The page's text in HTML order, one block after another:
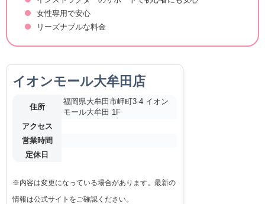
女性専用で安心
リーズナブルな料金
イオンモール大牟田店
住所
福岡県大牟田市岬町3-4 イオン
モール大牟田 1F
アクセス
営業時間
定休日
※内容は変更になっている場合があります。最新の
情報は公式サイトをご確認ください。